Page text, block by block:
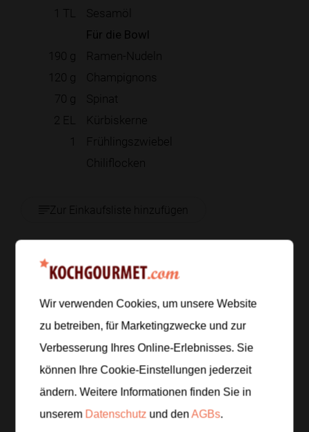
1 TL Sesamöl
Für die Bowl
190 g
Ramen-Nudeln
120 g
Champignons
70 g
Spinat
2 EL
Kürbiskerne
1
Frühlingszwiebel
Chiliflocken
Zur Einkaufsliste hinzufügen
Zubereitung
1 Frühlingszwiebel in Ringe, wasche 70 Gramm
Spinat und halte 2 Esslöffel Kürbiskerne und
Chiliflocken griffbereit.
Wir verwenden Cookies, um unsere Website
zu betreiben, für Marketingzwecke und zur
Verbesserung Ihres Online-Erlebnisses. Sie
können Ihre Cookie-Einstellungen jederzeit
ändern. Weitere Informationen finden Sie in
unserem Datenschutz und denAGBs.